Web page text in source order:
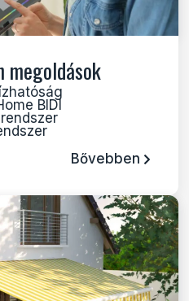
megoldások
BIDI
Bővebben